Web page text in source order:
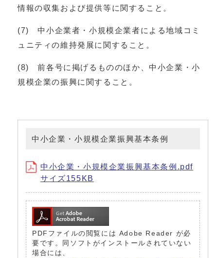
情報の収集および提供等に関すること。
(7) 中小企業者・小規模企業者による地域コミ
ュニティの維持発展に関すること。
(8) 前各号に掲げるもののほか、中小企業・小
規模企業の振興に関すること。
中小企業・小規模企業振興基本条例
中小企業・小規模企業振興基本条例.pdf
サイズ155KB
PDFファイルの閲覧には Adobe Reader が必
要です。同ソフトがインストールされていない
場合には、